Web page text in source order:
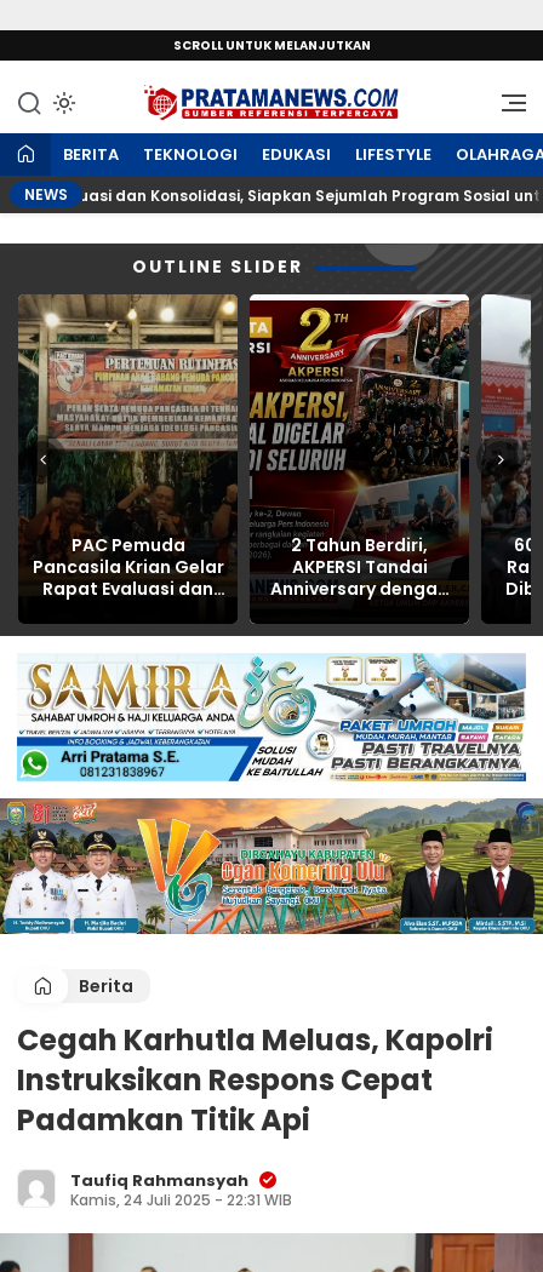
SCROLL UNTUK MELANJUTKAN
PratamaNews.com
Sumber Referensi Terpercaya
BERITA TEKNOLOGI EDUKASI LIFESTYLE
NEWS dan Konsolidasi, Siapkan Sejumlah Program Sosial untuk
OUTLINE SLIDER
PAC Pemuda
Pancasila Krian Gelar
Rapat Evaluasi dan
Sejumlah Program
Sosial untuk
Masyarakat
2 Tahun Berdiri,
AKPERSI Tandai
Anniversary dengan
Serentak di Berbagai
Daerah
60
Berita
Cegah Karhutla Meluas, Kapolri
Instruksikan Respons Cepat
Padamkan Titik Api
Taufiq Rahmansyah
Kamis, 24 Juli 2025 - 22:31 WIB